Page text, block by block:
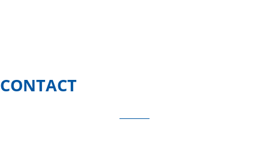
CONTACT